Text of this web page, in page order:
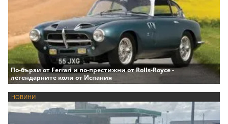
По-бързи от Ferrari и по-престижни от Rolls-Royce -
легендарните коли от Испания
НОВИНИ